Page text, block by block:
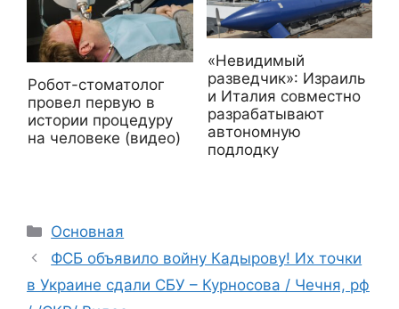
Робот-стоматолог
провел первую в
истории процедуру
на человеке (видео)
«Невидимый
разведчик»: Израиль
и Италия совместно
разрабатывают
автономную
подлодку
Рубрики
Основная
ФСБ объявило войну Кадырову! Их точки
в Украине сдали СБУ – Курносова / Чечня, рф